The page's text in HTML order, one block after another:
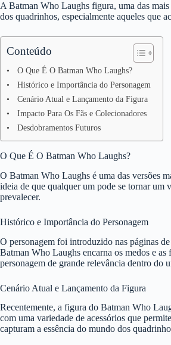
A Batman Who Laughs figura, uma das
dos quadrinhos, especialmente aqueles que
Conteúdo
O Que É O Batman Who Laughs?
Histórico e Importância do Personagem
Cenário Atual e Lançamento da Figura
Impacto Para Os Fãs e Colecionadores
Desdobramentos Futuros
O Que É O Batman Who Laughs?
O Batman Who Laughs é uma das versões
ideia de que qualquer um pode se tornar um
prevalecer.
Histórico e Importância do Personagem
O personagem foi introduzido nas páginas de
Batman Who Laughs encarna os medos e
personagem de grande relevância dentro do
Cenário Atual e Lançamento da Figura
Recentemente, a figura do Batman Who
com uma variedade de acessórios que
capturam a essência do mundo dos